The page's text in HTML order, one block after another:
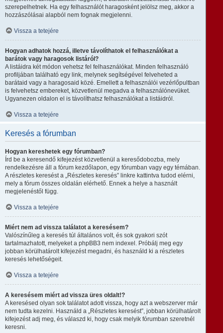
szerepelhetnek. Ha egy felhasználót haragosként jelölsz meg, akkor a
hozzászólásai alapból nem fognak megjelenni.
Vissza a tetejére
Hogyan adhatok hozzá, illetve távolíthatok el felhasználókat a
barátok vagy haragosok listáról?
A listáidra két módon vehetsz fel felhasználókat. Minden felhasználó
profiljában található egy link, melynek segítségével felveheted a
barátaid vagy a haragosaid közé. Emellett a felhasználói vezérlőpultban
is felvehetsz embereket, közvetlenül megadva a felhasználónevüket.
Ugyanezen oldalon el is távolíthatsz felhasználókat a listáidról.
Vissza a tetejére
Keresés a fórumban
Hogyan kereshetek egy fórumban?
Írd be a keresendő kifejezést közvetlenül a keresődobozba, mely
rendelkezésre áll a fórum kezdőlapon, egy fórumban vagy egy témában.
A részletes keresést a „Részletes keresés” linkre kattintva tudod elérni,
mely a fórum összes oldalán elérhető. Ennek a helye a használt
megjelenéstől függ.
Vissza a tetejére
Miért nem ad vissza találatot a keresésem?
Valószínűleg a keresés túl általános volt, és sok gyakori szót
tartalmazhatott, melyeket a phpBB3 nem indexel. Próbálj meg egy
jobban körülhatárolt kifejezést megadni, és használd ki a részletes
keresés lehetőségeit.
Vissza a tetejére
A keresésem miért ad vissza üres oldalt!?
A keresésed olyan sok találatot adott vissza, hogy azt a webszerver már
nem tudta kezelni. Használd a „Részletes keresést”, jobban körülhatárolt
kifejezést adj meg, és válaszd ki, hogy csak melyik fórumban szeretnél
keresni.